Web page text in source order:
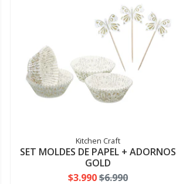
Kitchen Craft
SET MOLDES DE PAPEL + ADORNOS
GOLD
$3.990$6.990